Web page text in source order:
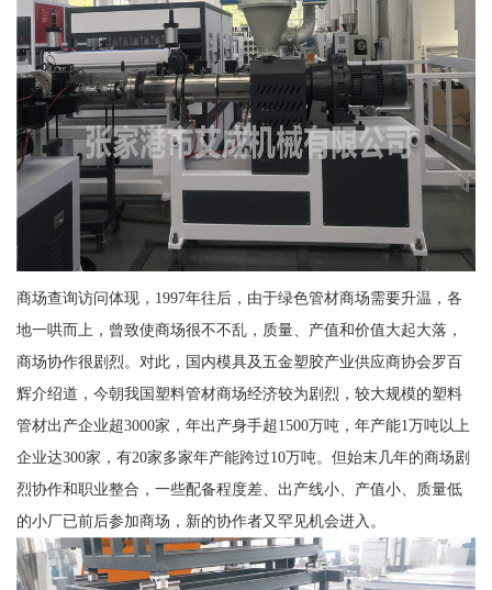
商场查询访问体现，1997年往后，由于绿色管材商场需要升温，各
地一哄而上，曾致使商场很不不乱，质量、产值和价值大起大落，
商场协作很剧烈。对此，国内模具及五金塑胶产业供应商协会罗百
辉介绍道，今朝我国塑料管材商场经济较为剧烈，较大规模的塑料
管材出产企业超3000家，年出产身手超1500万吨，年产能1万吨以上
企业达300家，有20家多家年产能跨过10万吨。但始末几年的商场剧
烈协作和职业整合，一些配备程度差、出产线小、产值小、质量低
的小厂已前后参加商场，新的协作者又罕见机会进入。